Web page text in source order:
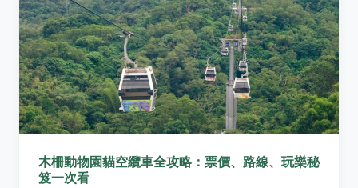
木柵動物園貓空纜車全攻略：票價、路線、玩樂秘
笈一次看